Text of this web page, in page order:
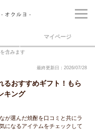
マイページ
含みます
最終更新日：2026/07/28
るおすすめギフト！もら
キング
が選んだ焼酎を口コミと共にラ
になるアイテムをチェックして